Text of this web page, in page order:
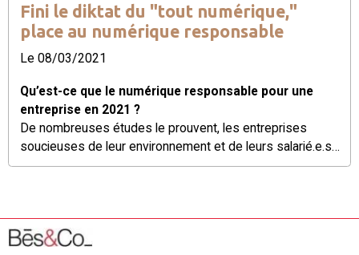
Fini le diktat du "tout numérique,"
place au numérique responsable
Le 08/03/2021
Qu’est-ce que le numérique responsable pour une
entreprise en 2021 ?
De nombreuses études le prouvent, les entreprises
soucieuses de leur environnement et de leurs salarié.e.s
sont plus performantes. Dans cet esprit, les entreprises
d’impacts à leurs équipes. Le numérique responsable en
est un.